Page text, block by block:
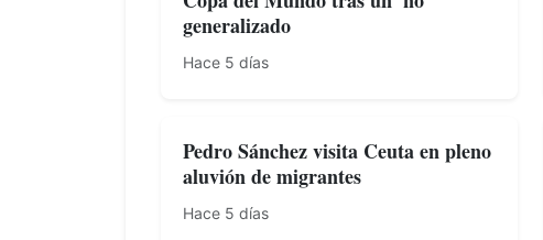
generalizado
Hace 5 días
Pedro Sánchez visita Ceuta en pleno
aluvión de migrantes
Hace 5 días